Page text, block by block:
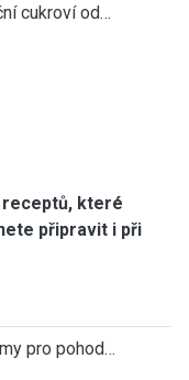
cukroví od…
receptů, které
připravit i při
pro pohod…